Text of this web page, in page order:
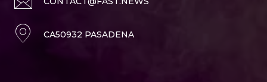
CA50932 PASADENA